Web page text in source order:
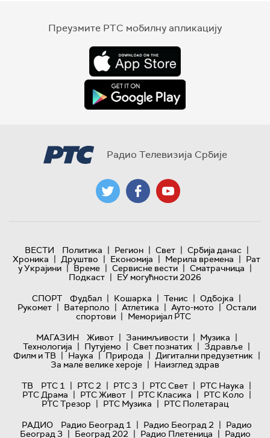
Преузмите РТС мобилну апликацију
Радио Телевизија Србије
ВЕСТИ Политика | Регион | Свет | Србија данас |
Хроника | Друштво | Економија | Мерила времена | Рат
у Украјини | Време | Сервисне вести | Сматрачница |
Подкаст | ЕУ могућности 2026
СПОРТ
Фудбал | Кошарка | Тенис | Одбојка |
Рукомет | Ватерполо | Атлетика | Ауто-мото | Остали
спортови | Меморијал РТС
МАГАЗИН
Живот | Занимљивости | Музика |
Технологијa | Путујемо | Свет познатих | Здравље |
Филм и ТВ | Наука | Природа | Дигитални предузетник |
За мале велике хероје | Наизглед здрав
ТВ
РТС 1 | РТС 2 | РТС 3 | РТС Свет | РТС Наука |
РТС Драма | РТС Живот | РТС Класика | РТС Коло |
РТС Трезор | РТС Музика | РТС Полетарац
РАДИО
Радио Београд 1 | Радио Београд 2 | Радио
Београд 3 | Београд 202 | Радио Плетеница | Радио